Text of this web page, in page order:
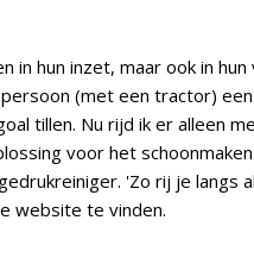
in hun inzet, maar ook in
(met een tractor)
tillen. Nu rijd ik er alleen
voor het
'Zo rij je
website te vinden.